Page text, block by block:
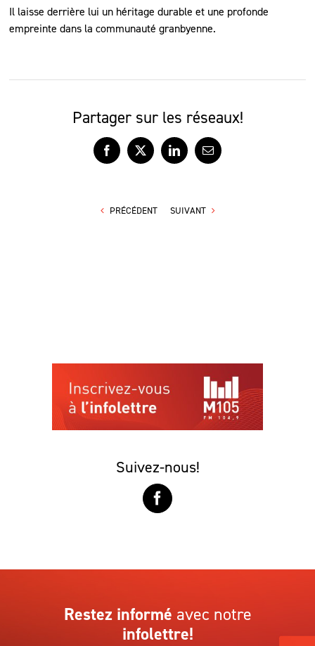
Il laisse derrière lui un héritage durable et une profonde
empreinte dans la communauté granbyenne.
Partager sur les réseaux!
Facebook
X LinkedInCourriel
PRÉCÉDENT SUIVANT
Suivez-nous!
Restez informé avec notre
infolettre!